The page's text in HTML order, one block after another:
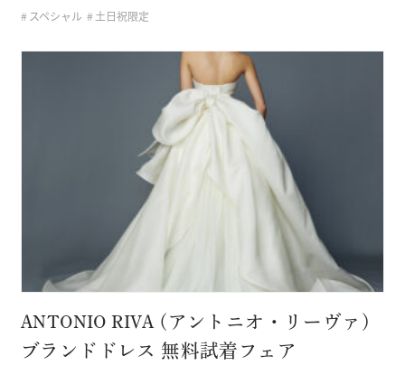
スペシャル
土日祝限定
ANTONIO RIVA (アントニオ・リーヴァ)
ブランドドレス 無料試着フェア